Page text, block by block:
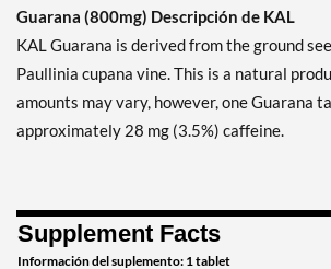
Guarana (800mg) Descripción de KAL
KAL Guarana is derived from the ground
Paullinia cupana vine. This is a natural
amounts may vary, however, one Guarana
approximately 28 mg (3.5%) caffeine.
Supplement Facts
Información del suplemento: 1 tablet